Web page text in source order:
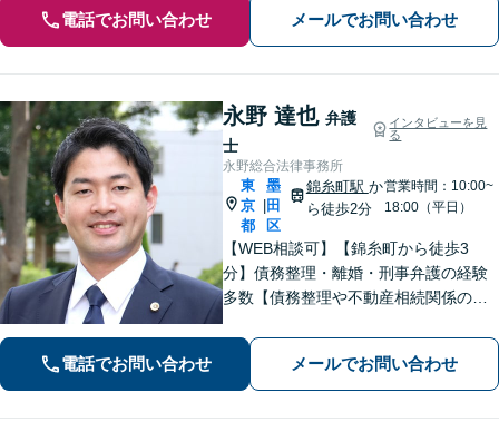
電話でお問い合わせ メールでお問い合わせ
永野 達也 弁護
士
インタビューを見
る
永野総合法律事務所
東
京
都
墨
田
区
錦糸町駅 か
ら徒歩2分
営業時間：10:00~
18:00（平日）
【WEB相談可】【錦糸町から徒歩3
分】債務整理・離婚・刑事弁護の経験
多数【債務整理や不動産相続関係の著
談ください【LINEで連絡可】【夜間・
休日面談可】【完全個室】【法テラス
利用可】
電話でお問い合わせ メールでお問い合わせ